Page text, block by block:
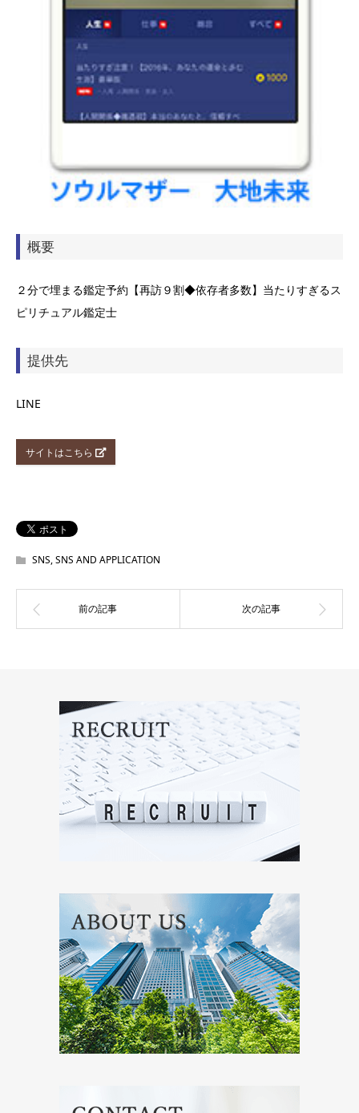
概要
２分で埋まる鑑定予約【再訪９割◆依存者多数】当たりすぎるス
ピリチュアル鑑定士
提供先
LINE
サイトはこちら
SNS,SNS AND APPLICATION